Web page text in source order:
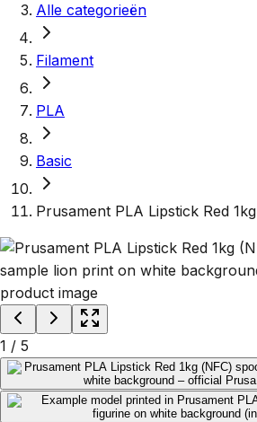
Alle categorieën
Filament
PLA
Basic
Prusament PLA Lipstick Red 1kg
1 / 5